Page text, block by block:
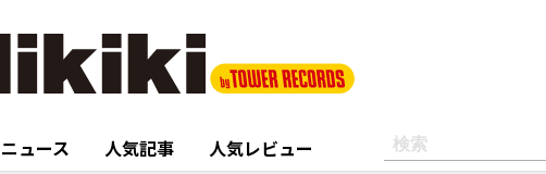
ニュース 人気記事
人気レビュー